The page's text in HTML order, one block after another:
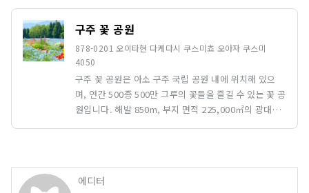
구주 꽃 공원
878-0201 오이타현 다케다시 쿠스미쵸 오아자 쿠스미
4050
구주 꽃 공원은 아소 구주 국립 공원 내에 위치해 있으
며, 연간 500종 500만 그루의 꽃들을 즐길 수 있는 꽃 공
원입니다. 해발 850m, 부지 면적 225,000㎡의 광대한
다. 근처에는 다양한 온천 마을이 있으며, 꽃을 즐긴 후
에는 멋진 온천을 둘러보며 마음과 몸을 치유 할 수 있습
에디터